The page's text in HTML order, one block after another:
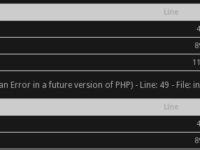
Line
in a future version of PHP) - Line: 49 - File:
Line